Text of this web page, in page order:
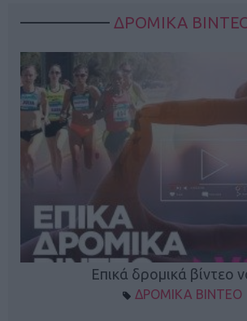
ΔΡΟΜΙΚΑ
Επικά δρομικά βίντεο
ΔΡΟΜΙΚΑ ΒΙΝΤΕΟ